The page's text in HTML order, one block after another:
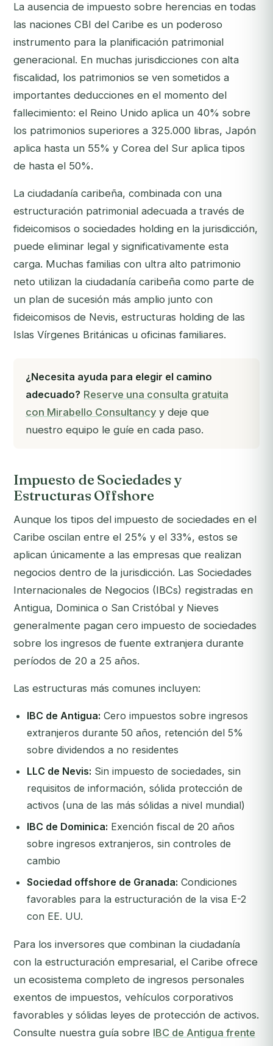
La ausencia de impuesto sobre herencias en todas
las naciones CBI del Caribe es un poderoso
instrumento para la planificación patrimonial
generacional. En muchas jurisdicciones con alta
fiscalidad, los patrimonios se ven sometidos a
importantes deducciones en el momento del
fallecimiento: el Reino Unido aplica un 40% sobre
los patrimonios superiores a 325.000 libras, Japón
aplica hasta un 55% y Corea del Sur aplica tipos
de hasta el 50%.
La ciudadanía caribeña, combinada con una
estructuración patrimonial adecuada a través de
fideicomisos o sociedades holding en la jurisdicción,
puede eliminar legal y significativamente esta
carga. Muchas familias con ultra alto patrimonio
neto utilizan la ciudadanía caribeña como parte de
un plan de sucesión más amplio junto con
fideicomisos de Nevis, estructuras holding de las
Islas Vírgenes Británicas u oficinas familiares.
¿Necesita ayuda para elegir el camino
adecuado? Reserve una consulta gratuita
con Mirabello Consultancy y deje que
nuestro equipo le guíe en cada paso.
Impuesto de Sociedades y
Estructuras Offshore
Aunque los tipos del impuesto de sociedades en el
Caribe oscilan entre el 25% y el 33%, estos se
aplican únicamente a las empresas que realizan
negocios dentro de la jurisdicción. Las Sociedades
Internacionales de Negocios (IBCs) registradas en
Antigua, Dominica o San Cristóbal y Nieves
generalmente pagan cero impuesto de sociedades
sobre los ingresos de fuente extranjera durante
períodos de 20 a 25 años.
Las estructuras más comunes incluyen:
IBC de Antigua: Cero impuestos sobre ingresos
extranjeros durante 50 años, retención del 5%
sobre dividendos a no residentes
LLC de Nevis: Sin impuesto de sociedades, sin
requisitos de información, sólida protección de
activos (una de las más sólidas a nivel mundial)
IBC de Dominica: Exención fiscal de 20 años
sobre ingresos extranjeros, sin controles de
cambio
Sociedad offshore de Granada: Condiciones
favorables para la estructuración de la visa E-2
con EE. UU.
Para los inversores que combinan la ciudadanía
con la estructuración empresarial, el Caribe ofrece
un ecosistema completo de ingresos personales
exentos de impuestos, vehículos corporativos
favorables y sólidas leyes de protección de activos.
Consulte nuestra guía sobre IBC de Antigua frente